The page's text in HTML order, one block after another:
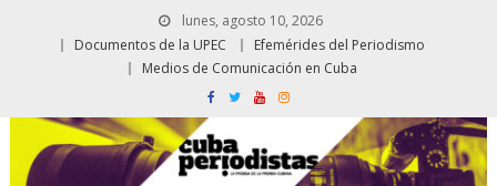
lunes, agosto 10, 2026
Documentos de la UPEC
Efemérides del Periodismo
Medios de Comunicación en Cuba